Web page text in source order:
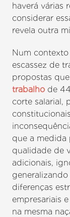
haverá várias
considerar
revela outra
Num
escassez de
propostas
trabalho de
corte salarial,
que a medida
qualidade de
adicionais,
diferenças
empresariais
na mesma